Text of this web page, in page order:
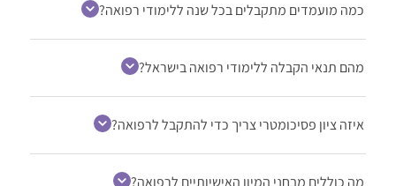
כמה מועמדים מתקבלים בכל שנה ללימודי רפואה?
מהם תנאי הקבלה ללימודי רפואה בישראל?
איזה ציון פסיכומטרי צריך כדי להתקבל לרפואה?
מה כוללים מבחני המיון האישיותיים לרפואה?